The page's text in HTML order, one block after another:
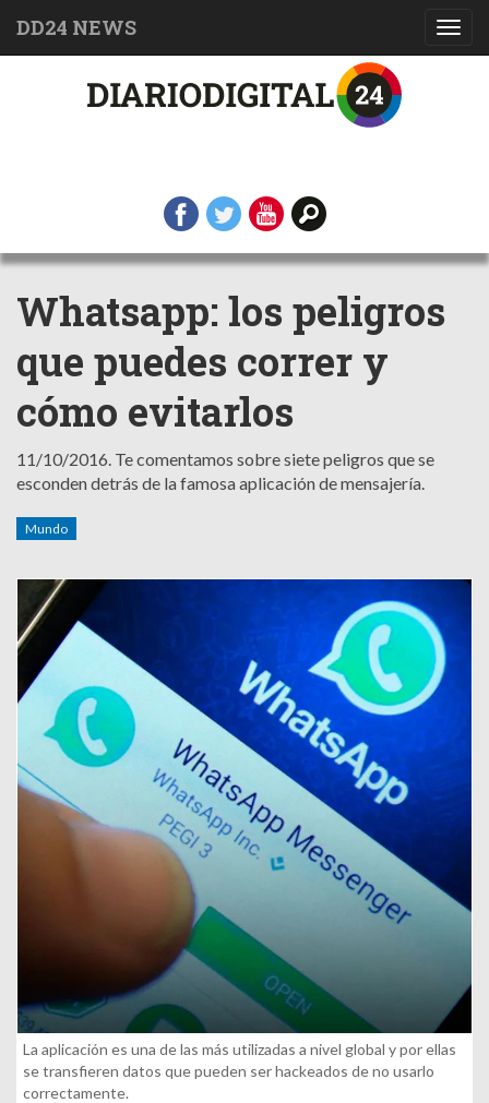
DD24 NEWS
Whatsapp: los peligros
que puedes correr y
cómo evitarlos
11/10/2016. Te comentamos sobre siete peligros que se
esconden detrás de la famosa aplicación de mensajería.
Mundo
La aplicación es una de las más utilizadas a nivel global y por ellas
se transfieren datos que pueden ser hackeados de no usarlo
correctamente.